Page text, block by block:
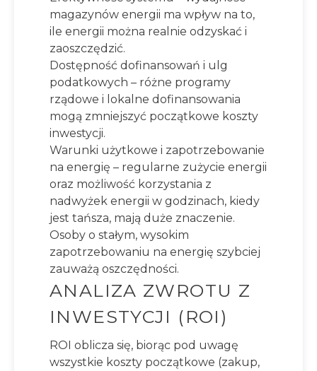
magazynów energii ma wpływ na to,
ile energii można realnie odzyskać i
zaoszczędzić.
Dostępność dofinansowań i ulg
podatkowych – różne programy
rządowe i lokalne dofinansowania
mogą zmniejszyć początkowe koszty
inwestycji.
Warunki użytkowe i zapotrzebowanie
na energię – regularne zużycie energii
oraz możliwość korzystania z
nadwyżek energii w godzinach, kiedy
jest tańsza, mają duże znaczenie.
Osoby o stałym, wysokim
zapotrzebowaniu na energię szybciej
zauważą oszczędności.
ANALIZA ZWROTU Z
INWESTYCJI (ROI)
ROI oblicza się, biorąc pod uwagę
wszystkie koszty początkowe (zakup,